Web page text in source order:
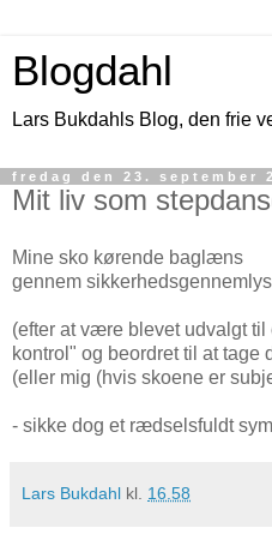
Blogdahl
Lars Bukdahls Blog, den frie
fredag den 23. september
Mit liv som
Mine sko kørende baglæns
gennem
(efter at være blevet udvalgt til
kontrol" og beordret til at tage
(eller mig (hvis skoene er
- sikke dog et rædselsfuldt
Lars Bukdahl kl. 16.58